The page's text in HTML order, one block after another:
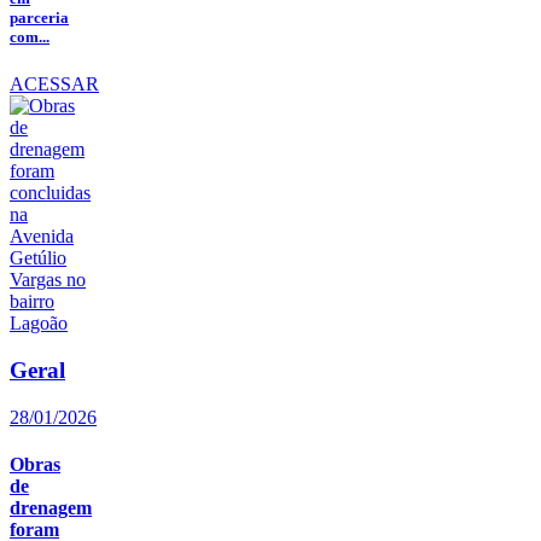
parceria
com...
ACESSAR
Geral
28/01/2026
Obras
de
drenagem
foram